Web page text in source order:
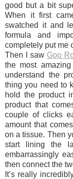
good but a bit
When it first
swatched it and
formula and
completely put me
Then I saw Goo
the most
understand the
thing you need to
hold the product
product that
couple of clicks
amount that
on a tissue. Then
start lining the
embarrassingly
then connect the
It’s really